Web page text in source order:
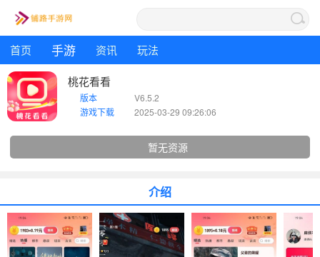
首页 手游 资讯 玩法
桃花看看
版本
V6.5.2
游戏下载
2025-03-29 09:26:06
暂无资源
介绍